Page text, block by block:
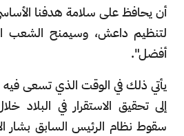
أن يحافظ على سلامة هدفنا
لتنظيم داعش، وسيمنح الشعب
أفضل".
يأتي ذلك في الوقت الذي تسعى فيه
إلى تحقيق الاستقرار في البلاد
سقوط نظام الرئيس السابق بشار